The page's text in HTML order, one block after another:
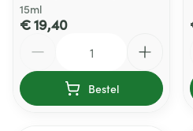
15ml
€ 19,40
Bestel